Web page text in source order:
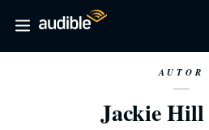
AUTOR
Jackie